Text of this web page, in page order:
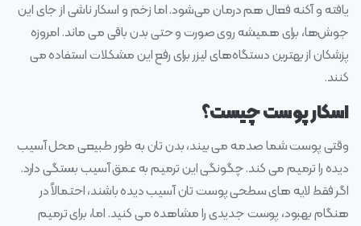
یافته و آکنه فعال هم درمان می‌شود. اما زخم و اسکار ناشی از جای این
جوش‌ها، برای همیشه روی صورت و حتی بدن باقی می‌ ماند. امروزه
پزشکان از بهترین دستگاه‌های لیزر برای رفع این مشکلات استفاده می‌
کنند.
اسکار پوست چیست؟
وقتی پوست شما صدمه می بیند، بدن تان به طور طبیعی محل آسیب
دیده را ترمیم می‌ کند. چگونگی این ترمیم به عمق آسیب بستگی دارد.
اگر فقط لایه‌ های سطحی پوست تان آسیب دیده باشند، احتمالاً در
هنگام بهبود، پوست جدیدی را مشاهده می‌ کنید. اما، برای ترمیم